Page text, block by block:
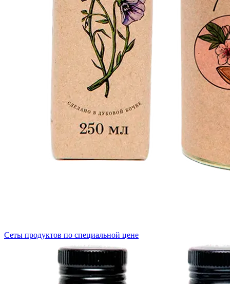
Сеты продуктов по специальной цене